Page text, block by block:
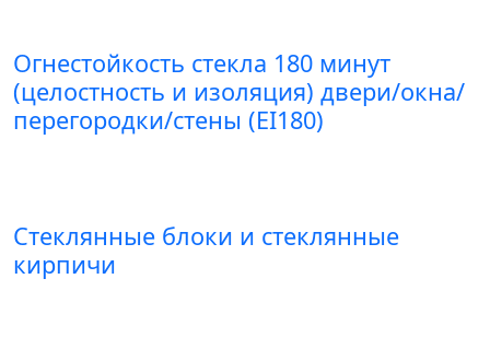
Огнестойкость стекла 180 минут
(целостность и изоляция) двери/окна/
перегородки/стены (EI180)
Стеклянные блоки и стеклянные
кирпичи